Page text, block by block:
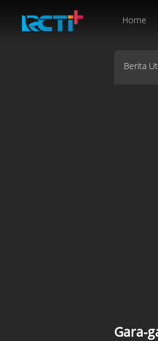
Home
Berita
Gara-